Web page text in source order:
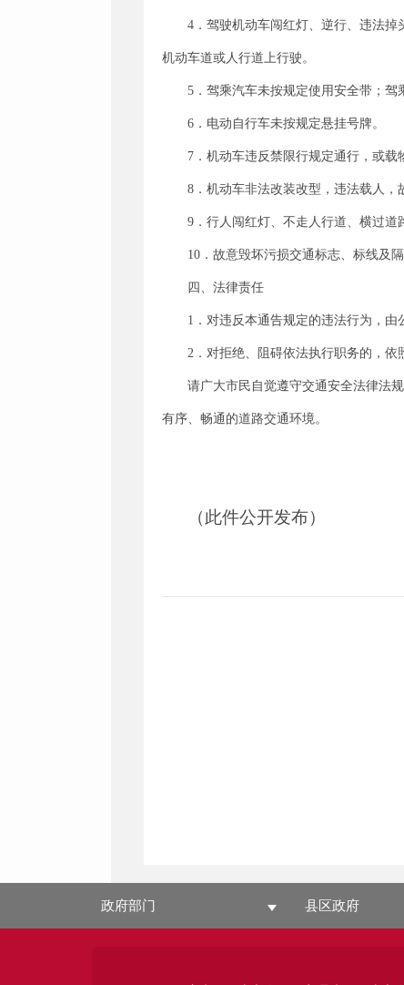
4．驾驶机动车闯红灯、逆行、违法
机动车道或人行道上行驶。
5．驾乘汽车未按规定使用安全带；驾
6．电动自行车未按规定悬挂号牌。
7．机动车违反禁限行规定通行，或载
8．机动车非法改装改型，违法载人，
9．行人闯红灯、不走人行道、横过道
10．故意毁坏污损交通标志、标线及
四、法律责任
1．对违反本通告规定的违法行为，由
2．对拒绝、阻碍依法执行职务的，依
请广大市民自觉遵守交通安全法律法
有序、畅通的道路交通环境。
（此件公开发布）
政府部门 县区政府